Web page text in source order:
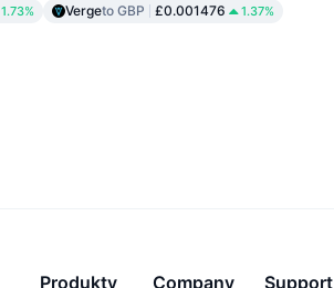
1.73% Vergeto GBP £0.001476 1.37%
Produkty Company Support